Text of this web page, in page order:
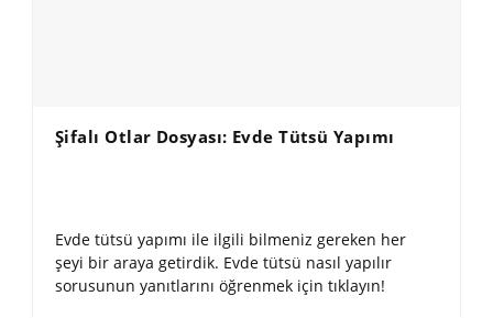
Şifalı Otlar Dosyası: Evde Tütsü Yapımı
Evde tütsü yapımı ile ilgili bilmeniz gereken her
şeyi bir araya getirdik. Evde tütsü nasıl yapılır
sorusunun yanıtlarını öğrenmek için tıklayın!